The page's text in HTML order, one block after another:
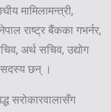
मामिलामन्त्री,
राष्ट्र बैंकका गभर्नर,
अर्थ सचिव, उद्योग
सदस्य छन् ।
सरोकारवालासँग